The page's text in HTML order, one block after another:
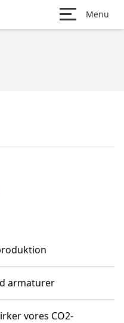
Menu
armaturer
vores CO2-